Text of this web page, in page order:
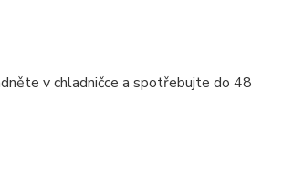
v chladničce a spotřebujte do 48